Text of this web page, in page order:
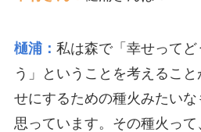
樋浦： 私は森で「幸せって
う」ということを考えるこ
せにするための種火みたいな
思っています。その種火っ